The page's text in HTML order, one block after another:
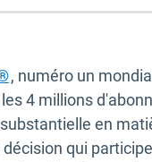
, numéro un
4 millions
en
qui